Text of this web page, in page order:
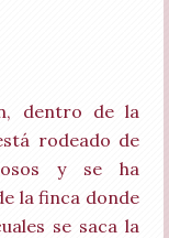
dentro de la
rodeado de
y se ha
la finca donde
se saca la